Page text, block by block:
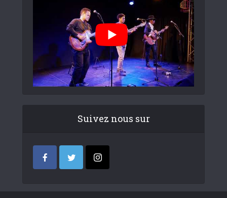
Suivez nous sur